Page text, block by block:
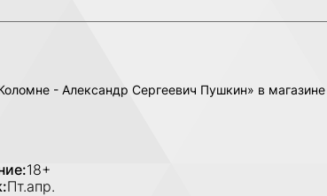
- Александр Сергеевич Пушкин» в
18+
Пт.апр.